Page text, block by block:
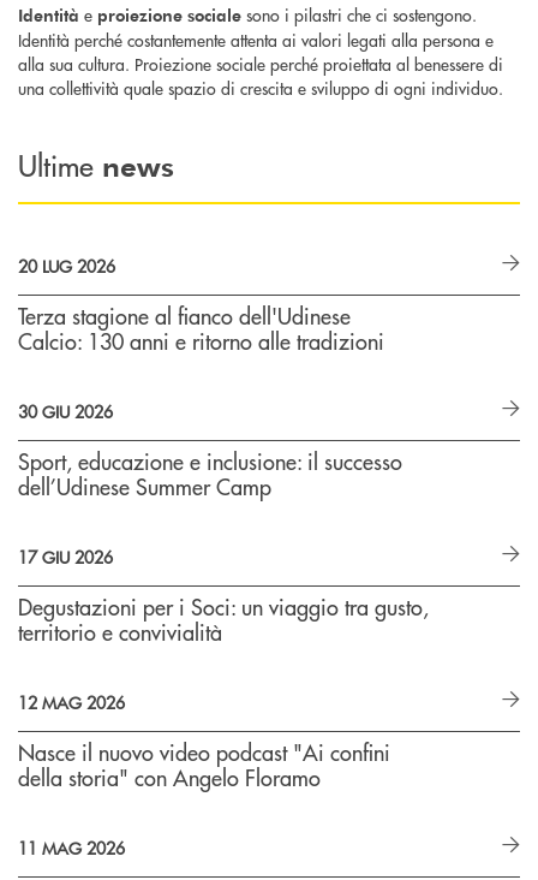
Identità e proiezione sociale sono i pilastri che ci sostengono.
Identità perché costantemente attenta ai valori legati alla persona e
alla sua cultura. Proiezione sociale perché proiettata al benessere di
una collettività quale spazio di crescita e sviluppo di ogni individuo.
Ultime news
20 LUG 2026
Terza stagione al fianco dell'Udinese
Calcio: 130 anni e ritorno alle tradizioni
30 GIU 2026
Sport, educazione e inclusione: il successo
dell’Udinese Summer Camp
17 GIU 2026
Degustazioni per i Soci: un viaggio tra gusto,
territorio e convivialità
12 MAG 2026
Nasce il nuovo video podcast "Ai confini
della storia" con Angelo Floramo
11 MAG 2026